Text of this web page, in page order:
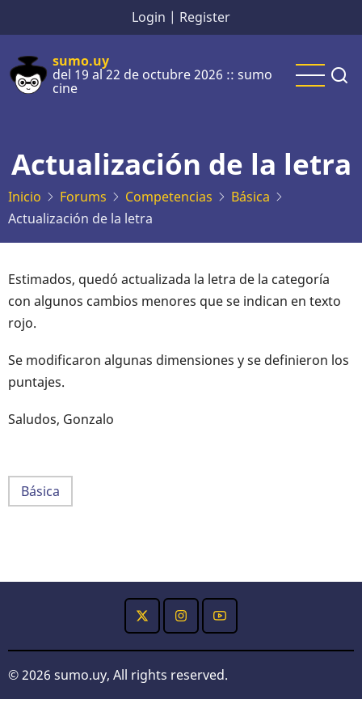
al
contenido
principal
Login | Register
sumo.uy
del 19 al 22 de octubre 2026 :: sumo
cine
Actualización de la letra
Inicio Forums Competencias
Básica
Actualización de la letra
Estimados, quedó actualizada la letra de la categoría
con algunos cambios menores que se indican en texto
rojo.
Se modificaron algunas dimensiones y se definieron los
puntajes.
Saludos, Gonzalo
Básica
© 2026 sumo.uy, All rights reserved.